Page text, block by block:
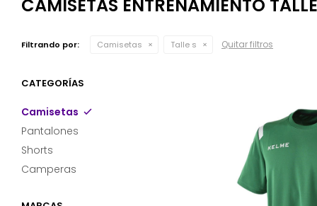
CAMISETAS ENTRENAMIENTO
Filtrando por: Camisetas Talle s Quitar filtros
CATEGORÍAS
Camisetas
Pantalones
Shorts
Camperas